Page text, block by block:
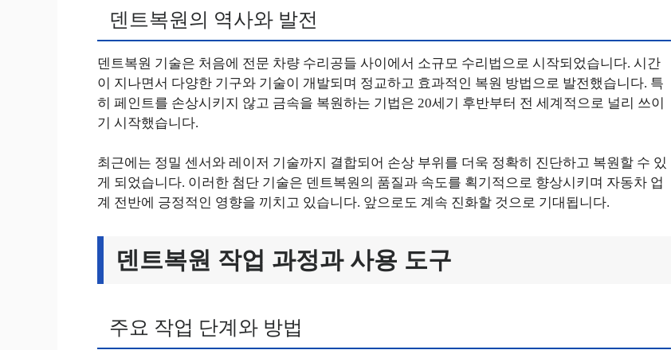
덴트복원의 역사와 발전
덴트복원 기술은 처음에 전문 차량 수리공들 사이에서 소규모 수리법으로 시작되었습니다. 시간
이 지나면서 다양한 기구와 기술이 개발되며 정교하고 효과적인 복원 방법으로 발전했습니다. 특
히 페인트를 손상시키지 않고 금속을 복원하는 기법은 20세기 후반부터 전 세계적으로 널리 쓰이
기 시작했습니다.
최근에는 정밀 센서와 레이저 기술까지 결합되어 손상 부위를 더욱 정확히 진단하고 복원할 수 있
게 되었습니다. 이러한 첨단 기술은 덴트복원의 품질과 속도를 획기적으로 향상시키며 자동차 업
계 전반에 긍정적인 영향을 끼치고 있습니다. 앞으로도 계속 진화할 것으로 기대됩니다.
덴트복원 작업 과정과 사용 도구
주요 작업 단계와 방법